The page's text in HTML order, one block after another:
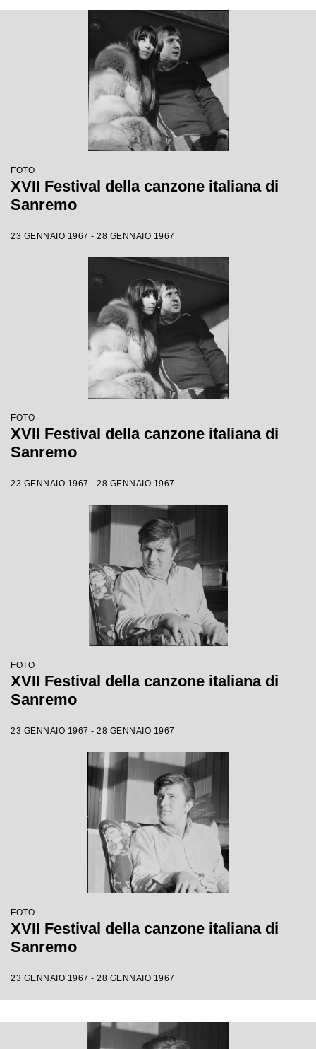
FOTO
XVII Festival della canzone italiana di
Sanremo
23 GENNAIO 1967 - 28 GENNAIO 1967
FOTO
XVII Festival della canzone italiana di
Sanremo
23 GENNAIO 1967 - 28 GENNAIO 1967
FOTO
XVII Festival della canzone italiana di
Sanremo
23 GENNAIO 1967 - 28 GENNAIO 1967
FOTO
XVII Festival della canzone italiana di
Sanremo
23 GENNAIO 1967 - 28 GENNAIO 1967